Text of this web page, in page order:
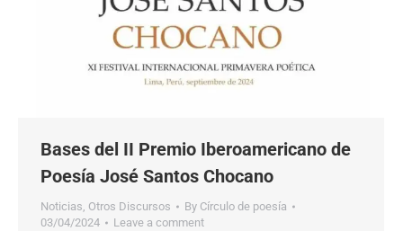
Bases del II Premio Iberoamericano de
Poesía José Santos Chocano
Noticias, Otros Discursos By Círculo de poesía
03/04/2024
Leave a comment